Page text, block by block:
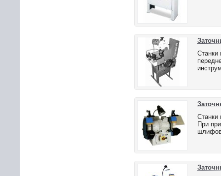
Станки
Станки
При